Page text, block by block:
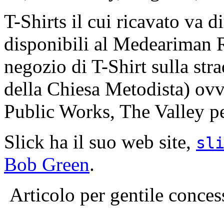
T-Shirts il cui ricavato va
disponibili al Medeariman
negozio di T-Shirt sulla
della Chiesa Metodista)
Public Works, The Valley
Slick ha il suo web site,
Bob Green.
Articolo per gentile